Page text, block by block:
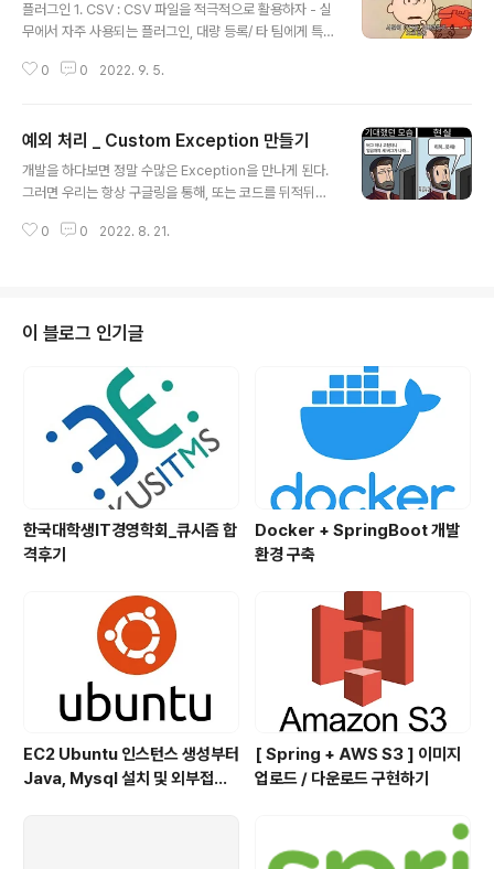
플러그인 1. CSV : CSV 파일을 적극적으로 활용하자 - 실
무에서 자주 사용되는 플러그인, 대량 등록/ 타 팀에게 특정
ox : Git에 도움을 주는 플러그인 - 코드 라인에 마지막 C
ipulation : - String, 멀티 드래그 같은 입력에 관련해 막
강한 편의기능을 지원해줌 편의기능 command + E : 최
근 변경 파일 목록 command + shift + A : 액션 검색 기
사, 편집 option option + 아래 방..
0 0 2022. 9. 5.
예외 처리 _ Custom Exception 만들기
개발을 하다보면 정말 수많은 Exception을 만나게 된다.
그러면 우리는 항상 구글링을 통해, 또는 코드를 뒤적뒤적
tion을 사용자가 마주했다면? 그렇다면 분명히 제대로 설
어떻게 해야 사용자들이 잘못된 방식, 접근을 하였을 경우
Exception을 어떻게 처리해주면 좋을까? 방법은 Excep
tion을 Custom 해주면 된다. 쉽게 말해 우리가 직접 예외
처리를 만들어 주면 된다. 만약 사용자가 아이디 또는 비밀
번호를 잘못 입력하여 Exception을 마주했다고 했을때 ..
0 0 2022. 8. 21.
이 블로그 인기글
한국대학생IT경영학회_큐시즘 합
격후기
Docker + SpringBoot 개발
환경 구축
EC2 Ubuntu 인스턴스 생성부터
Java, Mysql 설치 및 외부접속
[ Spring + AWS S3 ] 이미지
업로드 / 다운로드 구현하기